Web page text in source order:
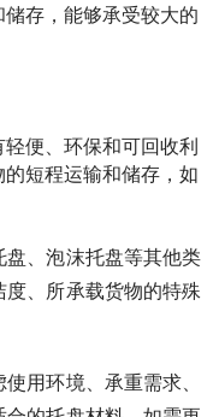
存，能够承受较大的
便、环保和可回收利
短程运输和储存，如
、泡沫托盘等其他类
、所承载货物的特殊
用环境、承重需求、